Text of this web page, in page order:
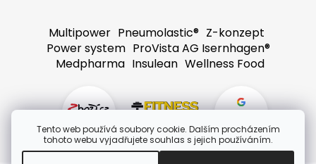
Tento web používá soubory cookie. Dalším procházením
tohoto webu vyjadřujete souhlas s jejich používáním.
Multipower Pneumolastic® Z-konzept
Power system ProVista AG Isernhagen®
Medpharma Insulean Wellness Food
4,8